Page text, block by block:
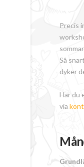
Precis
Så
dyker
Har du
via